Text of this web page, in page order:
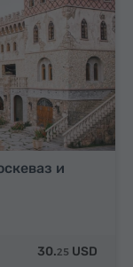
и
30.25 USD